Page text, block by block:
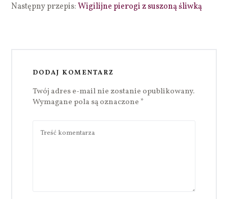
Następny przepis:Wigilijne pierogi z suszoną śliwką
DODAJ KOMENTARZ
Twój adres e-mail nie zostanie opublikowany.
Wymagane pola są oznaczone *